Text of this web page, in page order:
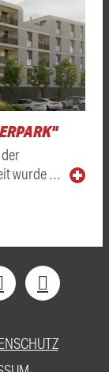
wurde …